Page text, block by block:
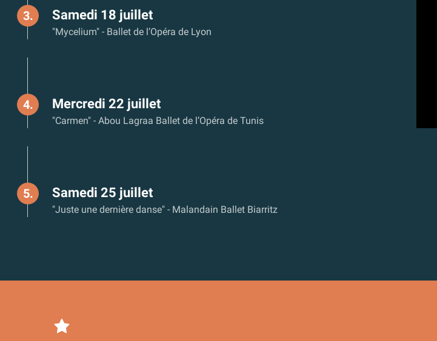
3. Samedi 18 juillet
"Mycelium" - Ballet de l’Opéra de Lyon
4. Mercredi 22 juillet
"Carmen" - Abou Lagraa Ballet de l’Opéra de Tunis
5. Samedi 25 juillet
"Juste une dernière danse" - Malandain Ballet Biarritz